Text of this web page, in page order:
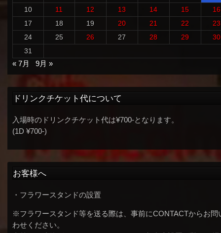
10
11 12 13 14 15
16
17
18 19 20 21 22
23
24
25 26 27 28 29
30
31
« 7月
9月 »
ドリンクチケット代について
入場時のドリンクチケット代は¥700-となります。
(1D ¥700-)
お客様へ
・フラワースタンドの設置
※フラワースタンド等を送る際は、事前にCONTACTからお問
わせください。